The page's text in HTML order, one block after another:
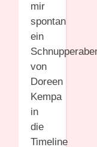
mir
spontan
ein
von
Doreen
Kempa
in
die
Timeline